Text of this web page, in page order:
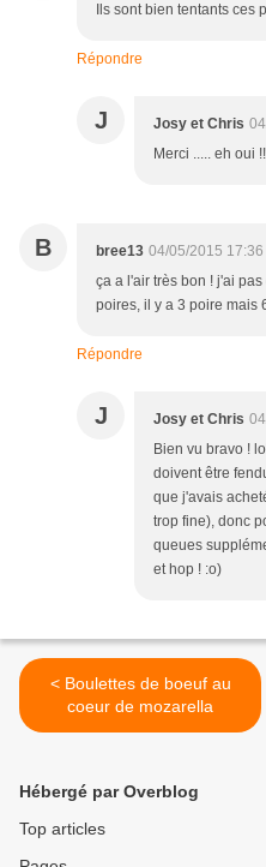
Ils sont bien tentants ces
Répondre
J Josy et Chris
Merci ..... eh oui
B bree13 04/05/2015 17:36
ça a l'air très bon ! j'ai
poires, il y a 3 poire mais
Répondre
J Josy et Chris
Bien vu bravo !
doivent être
que j'avais
trop fine), donc
queues
et hop ! :o)
< Boulettes de boeuf au
coeur de mozarella
Hébergé par Overblog
Top articles